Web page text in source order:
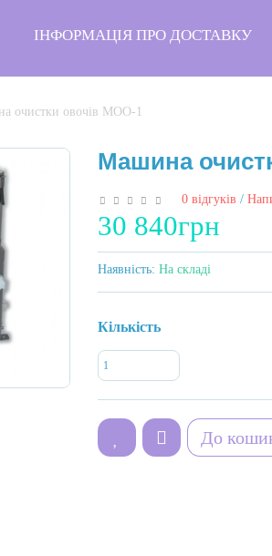
ІНФОРМАЦІЯ ПРО ДОСТАВКУ
очистки овочів МОО-1
Машина
0 відгуків /
30 840грн
Наявність: На складі
Кількість
До